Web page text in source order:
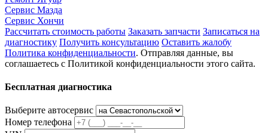
Сервис Мазда
Сервис Хончи
Рассчитать стоимость работы Заказать запчасти Записаться на
диагностику Получить консультацию Оставить жалобу
Политика конфиденциальности. Отправляя данные, вы
соглашаетесь с Политикой конфиденциальности этого сайта.
Бесплатная диагностика
Выберите автосервис
Номер телефона